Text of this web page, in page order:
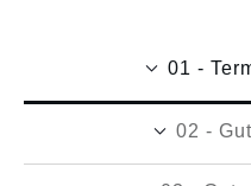
01 -
02 -